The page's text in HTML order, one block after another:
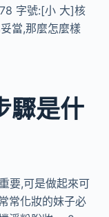
字號:[小 大]核
當,那麼怎麼樣
驟是什
要,可是做起來可
常化妝的妹子必